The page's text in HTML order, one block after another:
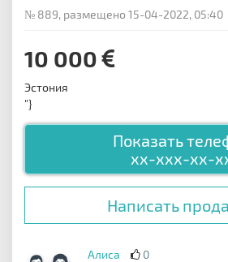
№ 889, размещено 15-04-2022, 05:40
10 000
Эстония
"}
Показать
xx-xxx-xx-
Написать
Алиса
0